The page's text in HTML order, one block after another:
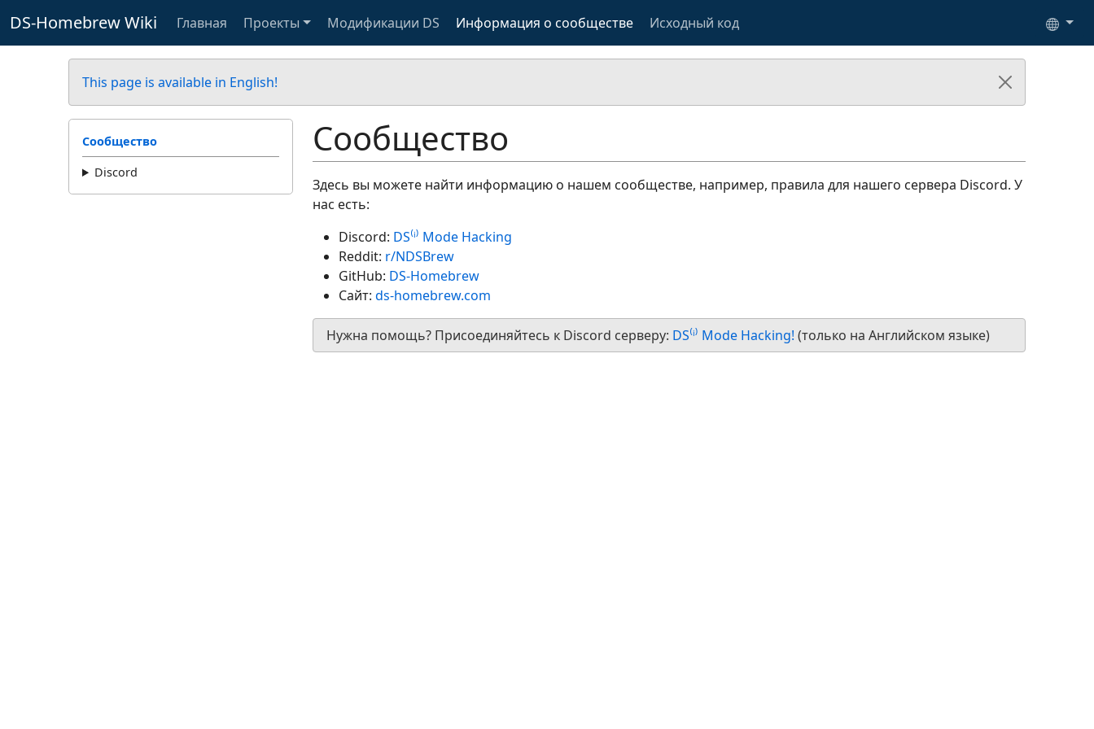
DS-Homebrew Wiki Главная Проекты Модификации DS Информация о сообществе Исходный код
This page is available in English!
Сообщество
Discord
Сообщество
Здесь вы можете найти информацию о нашем сообществе, например, правила для нашего сервера Discord. У
нас есть:
Discord: DS⁽ⁱ⁾ Mode Hacking
Reddit: r/NDSBrew
GitHub: DS-Homebrew
Сайт: ds-homebrew.com
Нужна помощь? Присоединяйтесь к Discord серверу: DS⁽ⁱ⁾ Mode Hacking! (только на Английском языке)